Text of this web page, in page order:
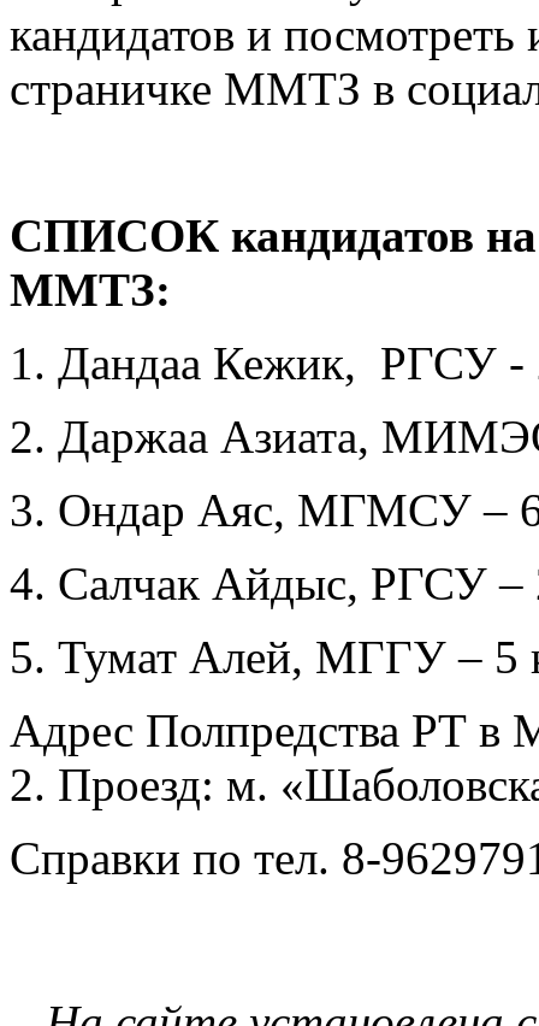
кандидатов и
страничке ММТЗ в
СПИСОК кандидатов на
ММТЗ:
1. Дандаа Кежик, РГСУ -
2. Даржаа Азиата,
3. Ондар Аяс, МГМСУ –
4. Салчак Айдыс, РГСУ –
5. Тумат Алей, МГГУ – 5
Адрес Полпредства РТ в
2. Проезд: м.
Справки по тел. 8-